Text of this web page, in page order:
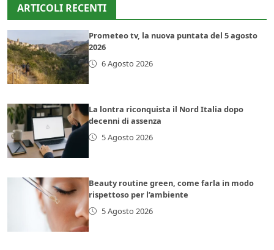
ARTICOLI RECENTI
Prometeo tv, la nuova puntata del 5 agosto
2026
6 Agosto 2026
La lontra riconquista il Nord Italia dopo
decenni di assenza
5 Agosto 2026
Beauty routine green, come farla in modo
rispettoso per l’ambiente
5 Agosto 2026